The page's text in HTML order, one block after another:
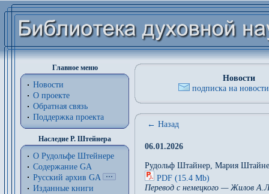
Главное меню
Новости
О проекте
Обратная связь
Поддержка проекта
Наследие Р. Штейнера
О Рудольфе Штейнере
Содержание GA
Русский архив GA
Изданные книги
Новости
подписка на
← Назад
06.01.2026
Рудольф Штайнер, Мария
PDF (15.4 Mb)
Перевод с немецкого — Жилов